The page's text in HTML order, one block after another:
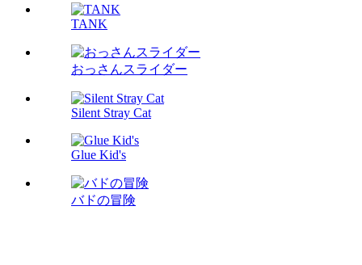
TANK
おっさんスライダー
Silent Stray Cat
Glue Kid's
バドの冒険